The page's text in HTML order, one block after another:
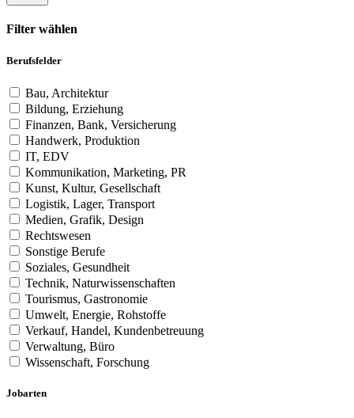
Filter wählen
Berufsfelder
Bau, Architektur
Bildung, Erziehung
Finanzen, Bank, Versicherung
Handwerk, Produktion
IT, EDV
Kommunikation, Marketing, PR
Kunst, Kultur, Gesellschaft
Logistik, Lager, Transport
Medien, Grafik, Design
Rechtswesen
Sonstige Berufe
Soziales, Gesundheit
Technik, Naturwissenschaften
Tourismus, Gastronomie
Umwelt, Energie, Rohstoffe
Verkauf, Handel, Kundenbetreuung
Verwaltung, Büro
Wissenschaft, Forschung
Jobarten